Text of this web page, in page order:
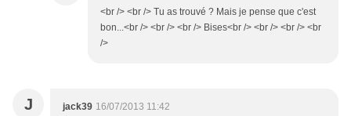
<br /> <br /> Tu as trouvé ? Mais je pense que c'est
bon...<br /> <br /> <br /> Bises<br /> <br /> <br /> <br
/>
J jack39 16/07/2013 11:42